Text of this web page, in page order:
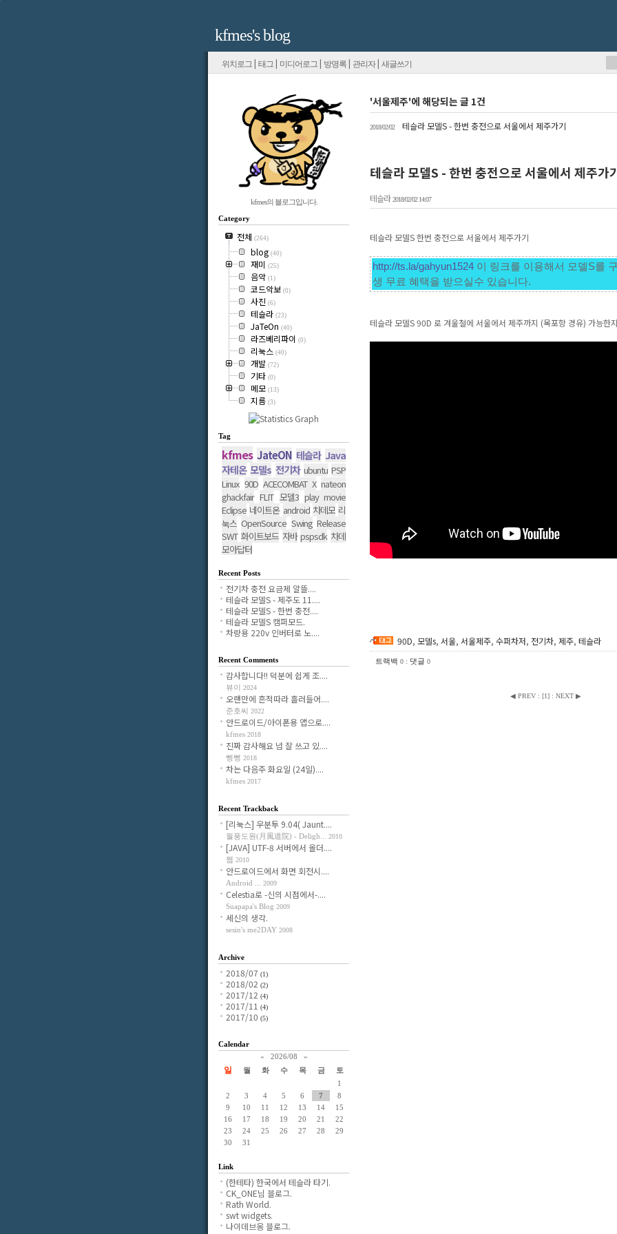
kfmes's blog
위치로그 | 태그 | 미디어로그 | 방명록 | 관리자| 새글쓰기
'서울제주'에 해당되는 글 1건
2018/02/02 테슬라 모델S - 한번 충전으로 서울에서 제주가기
테슬라 모델S - 한번 충전으로 서울에서 제주가
테슬라 2018/02/02 14:07
테슬라 모델S 한번 충전으로 서울에서 제주가기
http://ts.la/gahyun1524 이 링크를 이용해서 모델S를
생 무료 혜택을 받으실수 있습니다.
테슬라 모델S 90D 로 겨울철에 서울에서 제주까지 (목포항 경유) 가능한
90D, 모델s, 서울, 서울제주, 수퍼차저, 전기차, 제주, 테슬라
트랙백 0 : 댓글 0
◀ PREV : [1]: NEXT ▶
kfmes의 블로그입니다.
Category
전체 (264)
blog (40)
재미 (25)
음악 (1)
코드악보 (0)
사진 (6)
테슬라 (23)
JaTeOn (40)
라즈베리파이 (0)
리눅스 (40)
개발 (72)
기타 (0)
메모 (13)
지름 (3)
Tag
kfmes JateON 테슬라 Java
자테온 모델s 전기차 ubuntu PSP
Linux 90D ACECOMBAT X nateon
ghackfair FLIT 모델3 play movie
Eclipse 네이트온 android 차데모 리
눅스 OpenSource Swing Release
SWT 화이트보드 자바 pspsdk 차데
모아답터
Recent Posts
전기차 충전 요금제 알뜰....
테슬라 모델S - 제주도 11....
테슬라 모델S - 한번 충전....
테슬라 모델S 캠퍼모드.
차량용 220v 인버터로 노....
Recent Comments
감사합니다!! 덕분에 쉽게 조....
뷰이 2024
오랜만에 흔적따라 흘러들어....
준호씨 2022
안드로이드/아이폰용 앱으로....
kfmes 2018
진짜 감사해요 넘 잘 쓰고 있....
삥뻥 2018
차는 다음주 화요일 (24일)....
kfmes 2017
Recent Trackback
[리눅스] 우분투 9.04( Jaunt....
월풍도원(月風道院) - Deligh... 2010
[JAVA] UTF-8 서버에서 올더....
웹 2010
안드로이드에서 화면 회전시....
Android ... 2009
Celestia로 -신의 시점에서-....
Suapapa's Blog 2009
세신의 생각.
sesin's me2DAY 2008
Archive
2018/07 (1)
2018/02 (2)
2017/12 (4)
2017/11 (4)
2017/10 (5)
Calendar
«
2026/08 »
일 월 화 수 목 금
토
1
2
3 4 5 6 7
8
9
10 11 12 13 14
15
16
17 18 19 20 21
22
23
24 25 26 27 28
29
30
31
Link
(한테타) 한국에서 테슬라 타기.
CK_ONE님 블로그.
Rath World.
swt widgets.
나이데브옹 블로그.